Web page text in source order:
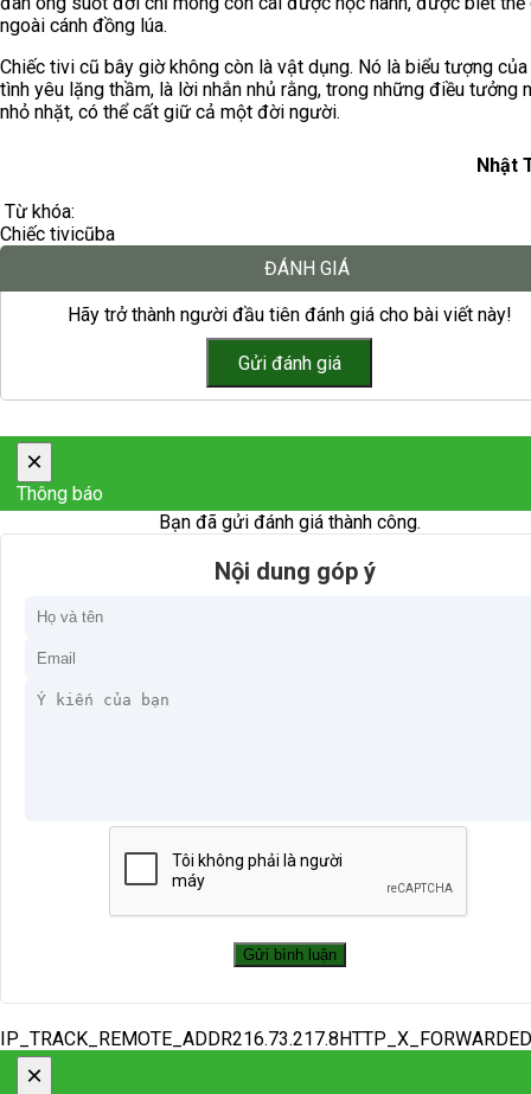
ngoài cánh đồng lúa.
Chiếc tivi cũ bây giờ không còn là vật dụng. Nó là biểu tượng
tình yêu lặng thầm, là lời nhắn nhủ rằng, trong những điều tưởng
nhỏ nhặt, có thể cất giữ cả một đời người.
Nhật
Từ khóa:
Chiếc tivicũba
ĐÁNH GIÁ
Hãy trở thành người đầu tiên đánh giá cho bài viết này!
×
Thông báo
Bạn đã gửi đánh giá thành công.
Nội dung góp ý
×